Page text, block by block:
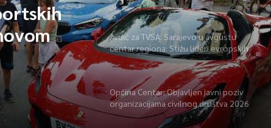
Avdić za TVSA: Sarajevo u avgustu
centar regiona: Stižu lideri evropskih
gradova
Općina Centar: Objavljen javni poziv
organizacijama civilnog društva 2026